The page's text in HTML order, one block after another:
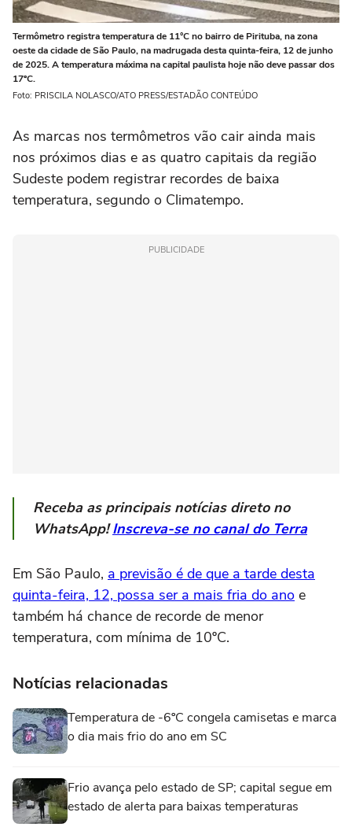
Termômetro registra temperatura de 11°C no bairro de Pirituba, na zona
oeste da cidade de São Paulo, na madrugada desta quinta-feira, 12 de junho
de 2025. A temperatura máxima na capital paulista hoje não deve passar dos
17ºC.
Foto: PRISCILA NOLASCO/ATO PRESS/ESTADÃO CONTEÚDO
As marcas nos termômetros vão cair ainda mais
nos próximos dias e as quatro capitais da região
Sudeste podem registrar recordes de baixa
temperatura, segundo o Climatempo.
PUBLICIDADE
Receba as principais notícias direto no
WhatsApp!Inscreva-se no canal do Terra
Em São Paulo, a previsão é de que a tarde desta
quinta-feira, 12, possa ser a mais fria do ano e
também há chance de recorde de menor
temperatura, com mínima de 10ºC.
Notícias relacionadas
Temperatura de -6ºC congela camisetas e marca
o dia mais frio do ano em SC
Frio avança pelo estado de SP; capital segue em
estado de alerta para baixas temperaturas